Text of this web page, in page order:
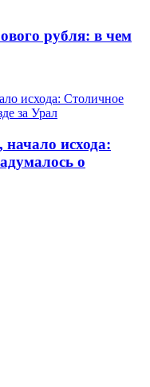
рубля: в чем
исхода:
о